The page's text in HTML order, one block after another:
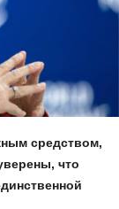
средством,
что